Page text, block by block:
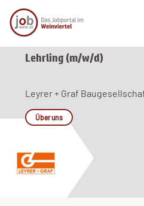
Lehrling (m/w/d)
Leyrer + Graf
Über uns